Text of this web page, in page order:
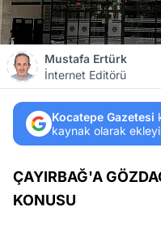
Mustafa Ertürk
İnternet Editörü
Kocatepe Gazetesi
kaynak olarak
ÇAYIRBAĞ'A
KONUSU